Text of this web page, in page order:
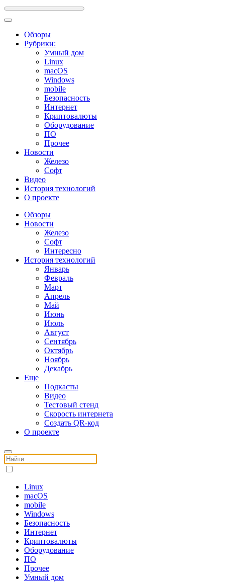
Обзоры
Рубрики:
Умный дом
Linux
macOS
Windows
mobile
Безопасность
Интернет
Криптовалюты
Оборудование
ПО
Прочее
Новости
Железо
Софт
Видео
История технологий
О проекте
Обзоры
Новости
Железо
Софт
Интересно
История технологий
Январь
Февраль
Март
Апрель
Май
Июнь
Июль
Август
Сентябрь
Октябрь
Ноябрь
Декабрь
Еще
Подкасты
Видео
Тестовый стенд
Скорость интернета
Создать QR-код
О проекте
Поиск:
Linux
macOS
mobile
Windows
Безопасность
Интернет
Криптовалюты
Оборудование
ПО
Прочее
Умный дом